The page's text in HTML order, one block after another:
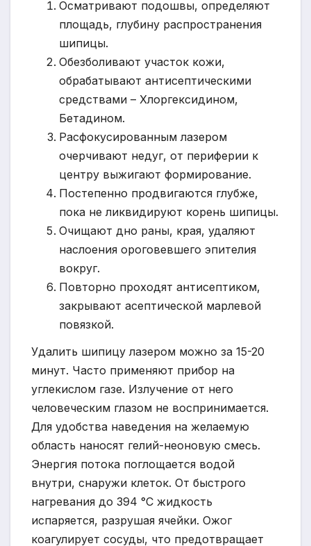
Осматривают подошвы, определяют
площадь, глубину распространения
шипицы.
Обезболивают участок кожи,
обрабатывают антисептическими
средствами – Хлоргексидином,
Бетадином.
Расфокусированным лазером
очерчивают недуг, от периферии к
центру выжигают формирование.
Постепенно продвигаются глубже,
пока не ликвидируют корень шипицы.
Очищают дно раны, края, удаляют
наслоения ороговевшего эпителия
вокруг.
Повторно проходят антисептиком,
закрывают асептической марлевой
повязкой.
Удалить шипицу лазером можно за 15-20
минут. Часто применяют прибор на
углекислом газе. Излучение от него
человеческим глазом не воспринимается.
Для удобства наведения на желаемую
область наносят гелий-неоновую смесь.
Энергия потока поглощается водой
внутри, снаружи клеток. От быстрого
нагревания до 394 °С жидкость
испаряется, разрушая ячейки. Ожог
коагулирует сосуды, что предотвращает